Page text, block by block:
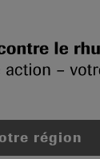
région